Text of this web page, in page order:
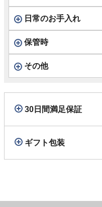
日常のお手入れ
保管時
その他
30日間満足保証
ギフト包装